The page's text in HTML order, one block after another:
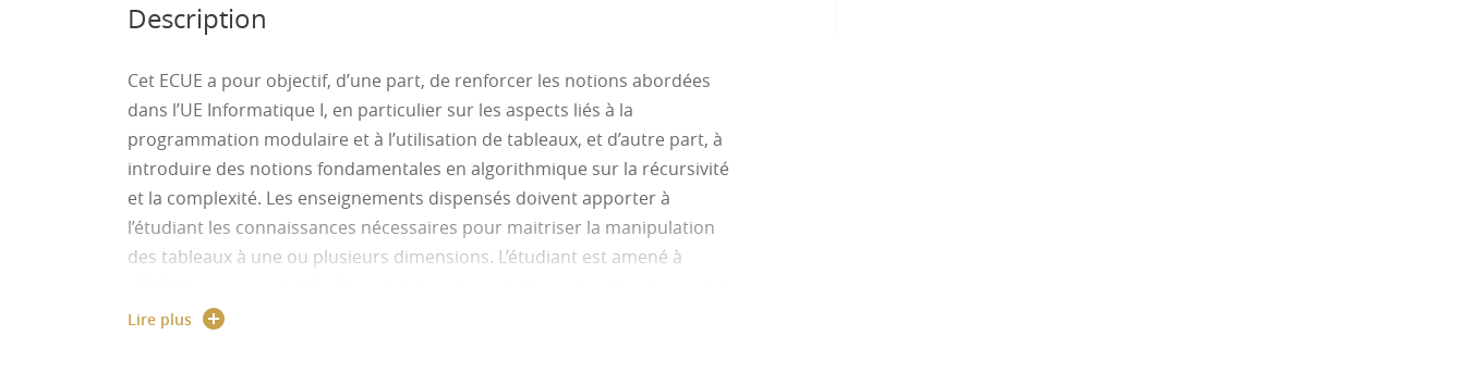
Description
Cet ECUE a pour objectif, d’une part, de renforcer les notions abordées
dans l’UE Informatique I, en particulier sur les aspects liés à la
programmation modulaire et à l’utilisation de tableaux, et d’autre part, à
introduire des notions fondamentales en algorithmique sur la récursivité
et la complexité. Les enseignements dispensés doivent apporter à
l’étudiant les connaissances nécessaires pour maitriser la manipulation
des tableaux à une ou plusieurs dimensions. L’étudiant est amené à
conception de jeux de tests cohérents. Des structures de données plus
Lire plus